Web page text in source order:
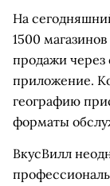
На
1500
продажи через
приложение.
географию
форматы
ВкусВилл